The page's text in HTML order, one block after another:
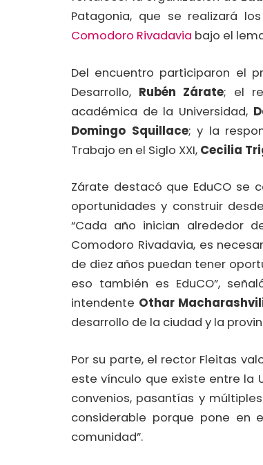
Patagonia, que se realizará
Comodoro Rivadavia bajo el
Del encuentro participaron el
Desarrollo, Rubén Zárate; el
académica de la Universidad,
Domingo Squillace; y la
Trabajo en el Siglo XXI, Cecilia
Zárate destacó que EduCO se
oportunidades y construir
“Cada año inician alrededor
Comodoro Rivadavia, es
de diez años puedan tener
eso también es EduCO”,
intendente Othar
desarrollo de la ciudad y la
Por su parte, el rector Fleitas
este vínculo que existe entre la
convenios, pasantías y
considerable porque pone en
comunidad”.